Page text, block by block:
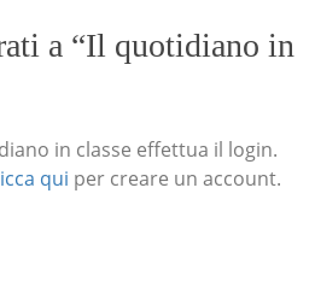
a “Il quotidiano in
in classe effettua il login.
qui per creare un account.